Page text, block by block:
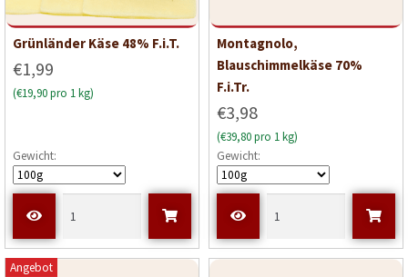
Grünländer Käse 48% F.i.T.
€1,99
(€19,90 pro 1 kg)
Gewicht:
Montagnolo,
Blauschimmelkäse 70%
F.i.Tr.
€3,98
(€39,80 pro 1 kg)
Gewicht:
Angebot